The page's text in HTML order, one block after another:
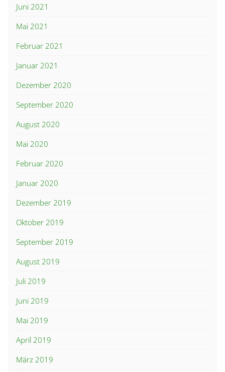
Juni 2021
Mai 2021
Februar 2021
Januar 2021
Dezember 2020
September 2020
August 2020
Mai 2020
Februar 2020
Januar 2020
Dezember 2019
Oktober 2019
September 2019
August 2019
Juli 2019
Juni 2019
Mai 2019
April 2019
März 2019